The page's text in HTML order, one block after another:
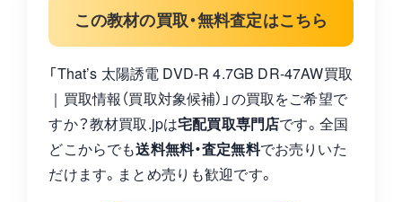
この教材の買取・無料査定はこちら
「That’s 太陽誘電 DVD-R 4.7GB DR-47AW買取
｜買取情報（買取対象候補）」の買取をご希望で
すか？教材買取.jpは宅配買取専門店です。全国
どこからでも送料無料・査定無料でお売りいた
だけます。まとめ売りも歓迎です。